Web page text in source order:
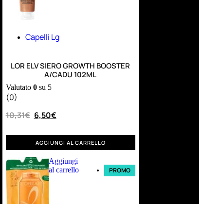
Capelli Lg
LOR ELV SIERO GROWTH BOOSTER
A/CADU 102ML
Valutato 0su 5
(0)
10,31€ 6,50€
AGGIUNGI AL CARRELLO
Aggiungi
al carrello
PROMO